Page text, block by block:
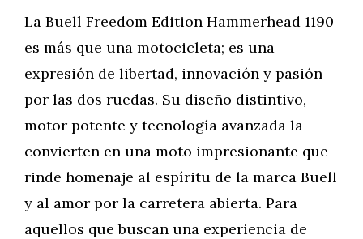
La Buell Freedom Edition Hammerhead 1190
es más que una motocicleta; es una
expresión de libertad, innovación y pasión
por las dos ruedas. Su diseño distintivo,
motor potente y tecnología avanzada la
convierten en una moto impresionante que
rinde homenaje al espíritu de la marca Buell
y al amor por la carretera abierta. Para
aquellos que buscan una experiencia de